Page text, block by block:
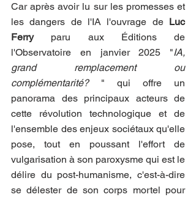
Car après avoir lu sur les promesses et
les dangers de l'IA l'ouvrage de Luc
Ferry paru aux Éditions de
l'Observatoire en janvier 2025 "IA,
grand remplacement ou
complémentarité? " qui offre un
panorama des principaux acteurs de
cette révolution technologique et de
l'ensemble des enjeux sociétaux qu'elle
pose, tout en poussant l'effort de
vulgarisation à son paroxysme qui est le
délire du post-humanisme, c'est-à-dire
se délester de son corps mortel pour